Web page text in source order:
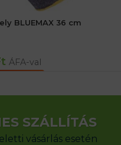
BLUEMAX 36 cm
ÁFA-val
TESZEM
SZÁLLÍTÁS
vásárlás esetén